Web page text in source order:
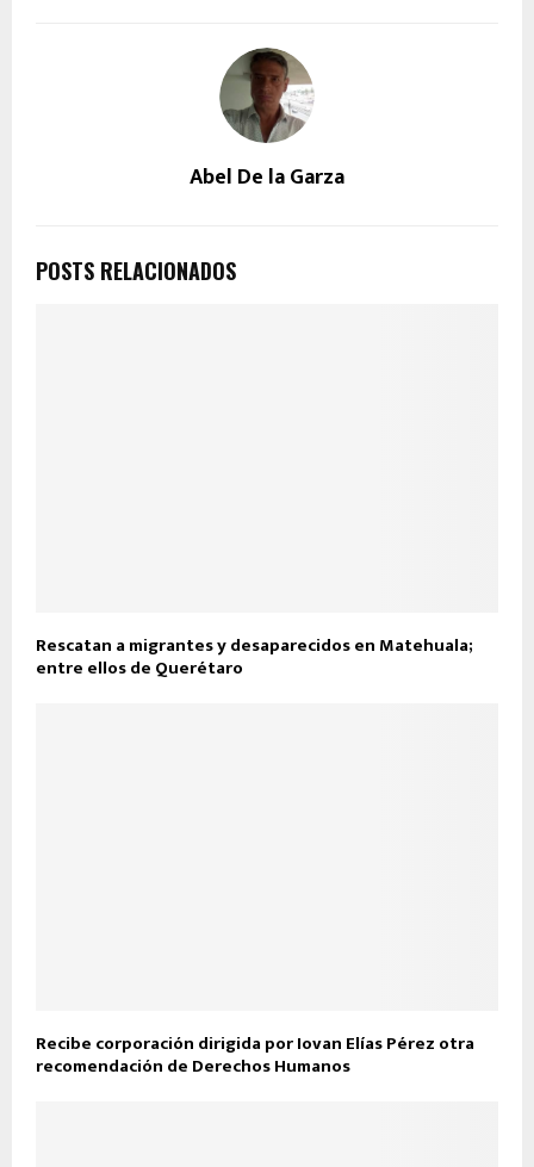
Abel De la Garza
POSTS RELACIONADOS
Rescatan a migrantes y desaparecidos en Matehuala;
entre ellos de Querétaro
Recibe corporación dirigida por Iovan Elías Pérez otra
recomendación de Derechos Humanos